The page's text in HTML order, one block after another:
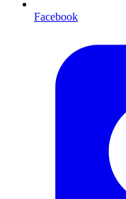
Facebook